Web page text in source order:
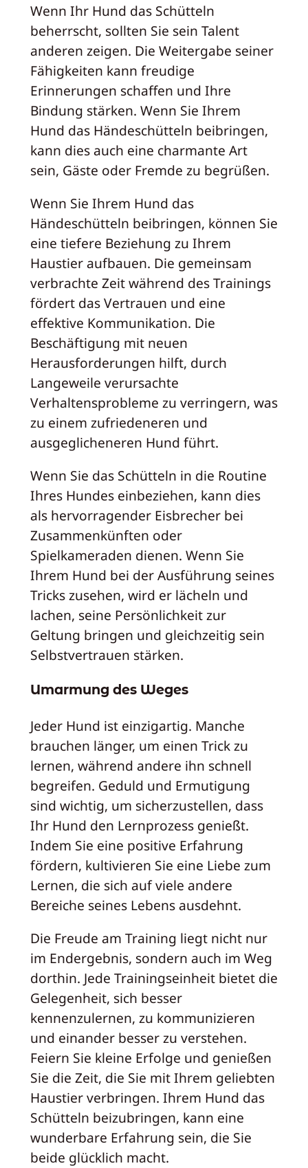
Wenn Ihr Hund das Schütteln
beherrscht, sollten Sie sein Talent
anderen zeigen. Die Weitergabe seiner
Fähigkeiten kann freudige
Erinnerungen schaffen und Ihre
Bindung stärken. Wenn Sie Ihrem
Hund das Händeschütteln beibringen,
kann dies auch eine charmante Art
sein, Gäste oder Fremde zu begrüßen.
Wenn Sie Ihrem Hund das
Händeschütteln beibringen, können Sie
eine tiefere Beziehung zu Ihrem
Haustier aufbauen. Die gemeinsam
verbrachte Zeit während des Trainings
fördert das Vertrauen und eine
effektive Kommunikation. Die
Beschäftigung mit neuen
Herausforderungen hilft, durch
Langeweile verursachte
Verhaltensprobleme zu verringern, was
zu einem zufriedeneren und
ausgeglicheneren Hund führt.
Wenn Sie das Schütteln in die Routine
Ihres Hundes einbeziehen, kann dies
als hervorragender Eisbrecher bei
Zusammenkünften oder
Spielkameraden dienen. Wenn Sie
Ihrem Hund bei der Ausführung seines
Tricks zusehen, wird er lächeln und
lachen, seine Persönlichkeit zur
Geltung bringen und gleichzeitig sein
Selbstvertrauen stärken.
Umarmung des Weges
Jeder Hund ist einzigartig. Manche
brauchen länger, um einen Trick zu
lernen, während andere ihn schnell
begreifen. Geduld und Ermutigung
sind wichtig, um sicherzustellen, dass
Ihr Hund den Lernprozess genießt.
Indem Sie eine positive Erfahrung
fördern, kultivieren Sie eine Liebe zum
Lernen, die sich auf viele andere
Bereiche seines Lebens ausdehnt.
Die Freude am Training liegt nicht nur
im Endergebnis, sondern auch im Weg
dorthin. Jede Trainingseinheit bietet die
Gelegenheit, sich besser
kennenzulernen, zu kommunizieren
und einander besser zu verstehen.
Feiern Sie kleine Erfolge und genießen
Sie die Zeit, die Sie mit Ihrem geliebten
Haustier verbringen. Ihrem Hund das
Schütteln beizubringen, kann eine
wunderbare Erfahrung sein, die Sie
beide glücklich macht.